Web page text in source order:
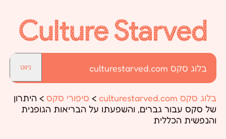
בלוג סקס culturestarved.com ניווט
בלוג סקס culturestarved.com > סיפורי סקס > היתרון
של סקס עבור גברים, והשפעתו על הבריאות הגופנית
והנפשית הכללית